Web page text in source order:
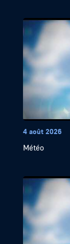
4 août 2026
Météo